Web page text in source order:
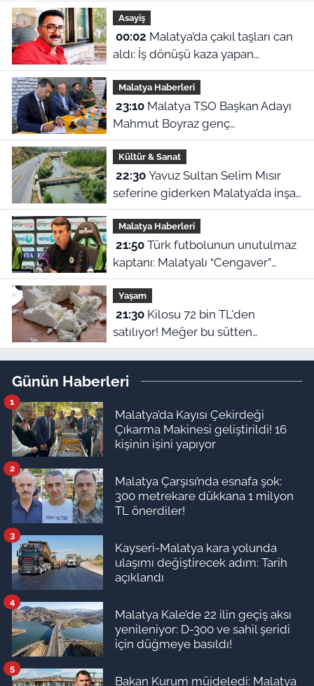
ücreti ne?
Asayiş
00:02
aldı: İş dönüşü kaza yapan
motosikletli hayatını kaybetti
Malatya Haberleri
23:10Malatya TSO Başkan Adayı
Mahmut Boyraz genç
girişimcilerle buluştu
Kültür & Sanat
22:30Yavuz Sultan Selim Mısır
seferine giderken Malatya’da inşa
edildi: Peki, buranın ismi neden
“Nadir?”
Malatya Haberleri
21:50Türk futbolunun unutulmaz
kaptanı: Malatyalı “Cengaver”
Bülent Korkmaz’ın ilham veren
hikayesi
Yaşam
21:30Kilosu 72 bin TL'den
satılıyor! Meğer bu sütten
yapılıyormuş
Günün Haberleri
Malatya’da Kayısı Çekirdeği
Çıkarma Makinesi geliştirildi! 16
kişinin işini yapıyor
1
Malatya Çarşısı’nda esnafa şok:
300 metrekare dükkana 1 milyon
TL önerdiler!
2
Kayseri-Malatya kara yolunda
ulaşımı değiştirecek adım: Tarih
açıklandı
3
Malatya Kale’de 22 ilin geçiş aksı
yenileniyor: D-300 ve sahil şeridi
için düğmeye basıldı!
4
Bakan Kurum müjdeledi: Malatya
5